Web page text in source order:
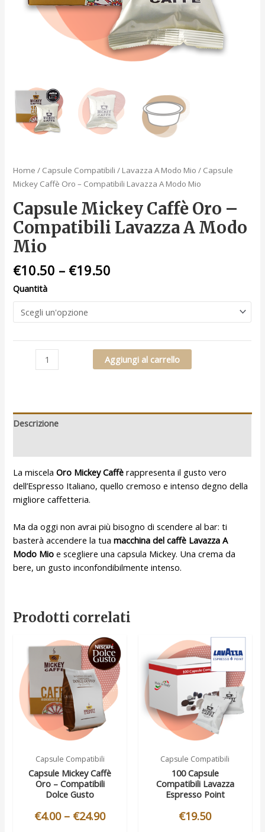
Home / Capsule Compatibili / Lavazza A Modo Mio / Capsule
Mickey Caffè Oro – Compatibili Lavazza A Modo Mio
Capsule Mickey Caffè Oro –
Compatibili Lavazza A Modo
Mio
€10.50 – €19.50
Quantità
Aggiungi al carrello
Descrizione
La miscela Oro Mickey Caffè rappresenta il gusto vero
dell’Espresso Italiano, quello cremoso e intenso degno della
migliore caffetteria.
Ma da oggi non avrai più bisogno di scendere al bar: ti
basterà accendere la tuamacchina del caffè Lavazza A
Modo Mio e scegliere una capsula Mickey. Una crema da
bere, un gusto inconfondibilmente intenso.
Prodotti correlati
Capsule Compatibili
Capsule Mickey Caffè
Oro – Compatibili
Dolce Gusto
€4.00– €24.90
Capsule Compatibili
100 Capsule
Compatibili Lavazza
Espresso Point
€19.50